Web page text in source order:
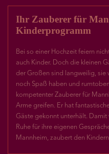
Ihr Zauberer für
Kinderprogramm
Bei so einer Hochzeit feiern
auch Kinder. Doch die kleinen
der Großen sind langweilig, sie
noch Spaß haben und
kompetenter Zauberer für
Arme greifen. Er hat
Gäste gekonnt unterhält. Damit
Ruhe für ihre eigenen
Mannheim, zaubert den